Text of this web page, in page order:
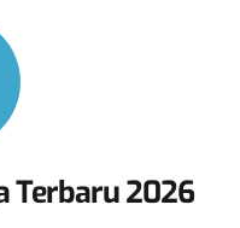
Terbaru 2026